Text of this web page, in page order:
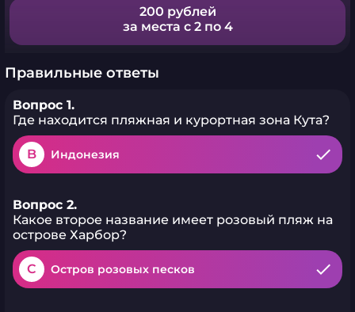
200 рублей
за места с 2 по 4
Правильные ответы
Вопрос 1.
Где находится пляжная и курортная зона Кута?
B Индонезия
Вопрос 2.
Какое второе название имеет розовый пляж на
острове Харбор?
C Остров розовых песков